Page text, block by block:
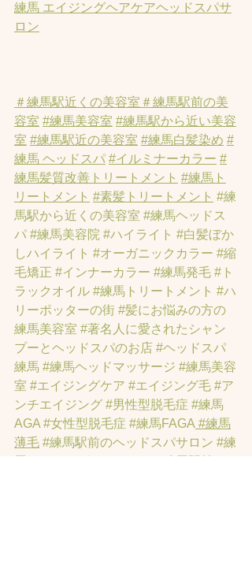
練馬 エイジングヘアケアヘッドスパサ
ロン
＃練馬駅近くの美容室 ＃練馬駅前の美
容室 #練馬美容室 #練馬駅から近い美容
室 #練馬駅近の美容室 #練馬白髪染め #
練馬 ヘッドスパ #イルミナーカラー #
練馬髪質改善トリートメント #練馬ト
リートメント #素髪トリートメント #練
馬駅から近くの美容室 #練馬ヘッドス
パ #練馬美容院 #ハイライト #白髪ぼか
しハイライト #オーガニックカラー #縮
毛矯正 #インナーカラー #練馬発毛 #ト
ラックオイル #練馬トリートメント #ハ
リーポッターの街 #髪にお悩みの方の
練馬美容室 #著名人に愛されたシャン
プーとヘッドスパのお店 #ヘッドスパ
練馬 #練馬ヘッドマッサージ #練馬美容
室 #エイジングケア #エイジング毛 #ア
ンチエイジング #男性型脱毛症 #練馬
AGA #女性型脱毛症 #練馬FAGA #練馬
薄毛 #練馬駅前のヘッドスパサロン #練